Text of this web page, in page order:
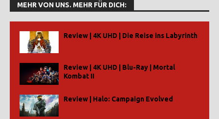
MEHR VON UNS. MEHR FÜR DICH:
Review | 4K UHD | Die Reise ins Labyrinth
Review | 4K UHD | Blu-Ray | Mortal
Kombat II
Review | Halo: Campaign Evolved